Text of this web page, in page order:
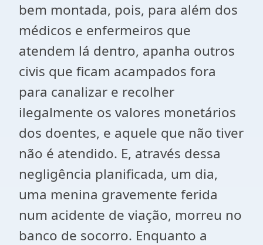
bem montada, pois, para além dos
médicos e enfermeiros que
atendem lá dentro, apanha outros
civis que ficam acampados fora
para canalizar e recolher
ilegalmente os valores monetários
dos doentes, e aquele que não tiver
não é atendido. E, através dessa
negligência planificada, um dia,
uma menina gravemente ferida
num acidente de viação, morreu no
banco de socorro. Enquanto a